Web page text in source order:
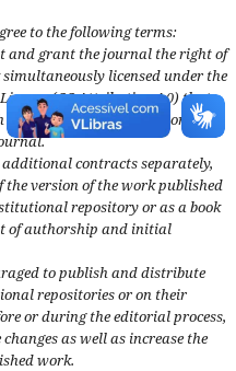
to the following terms:
and grant the journal the right of
licensed under the
(CC Attribution 4.0) that
of authorship
contracts separately,
version of the work published
repository or as a book
of authorship and initial
to publish and distribute
repositories or on their
or during the editorial process,
as well as increase the
work.